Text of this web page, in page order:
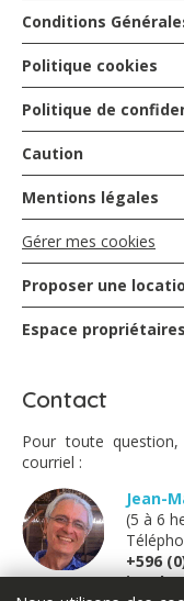
Conditions
Politique cookies
Politique de
Caution
Mentions légales
Gérer mes cookies
Proposer une
Espace propriétaires
Contact
Pour toute
courriel :
Jean-
(5 à 6
+596